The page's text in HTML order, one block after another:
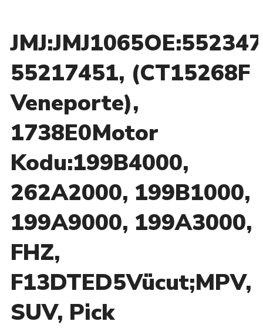
55217451, (CT15268F
Veneporte),
1738E0Motor
Kodu:199B4000,
262A2000, 199B1000,
199A9000, 199A3000,
FHZ,
F13DTED5Vücut;MPV,
SUV, Pick